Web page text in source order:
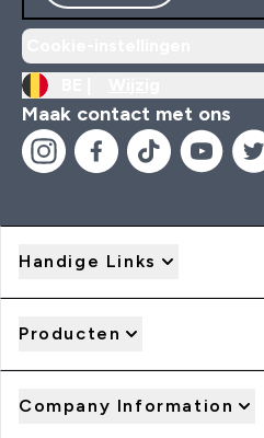
Maak contact met ons
Handige Links
Producten
Company Information